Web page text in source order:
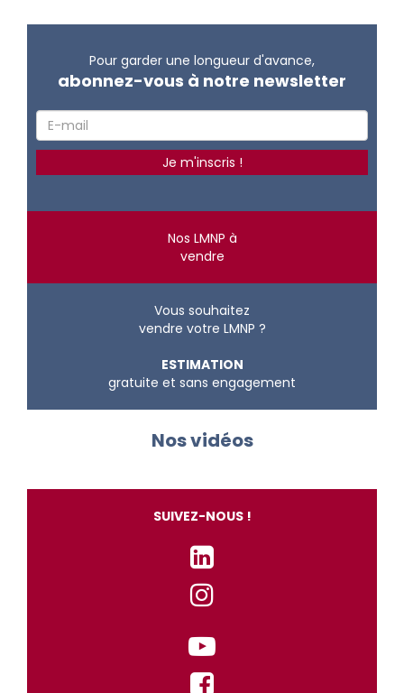
Pour garder une longueur d'avance,
abonnez-vous à notre newsletter
Nos LMNP à
vendre
Vous souhaitez
vendre votre LMNP ?
ESTIMATION
gratuite et sans engagement
Nos vidéos
SUIVEZ-NOUS !